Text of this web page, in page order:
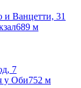
и Ванцетти, 31
689 м
7
у Оби752 м